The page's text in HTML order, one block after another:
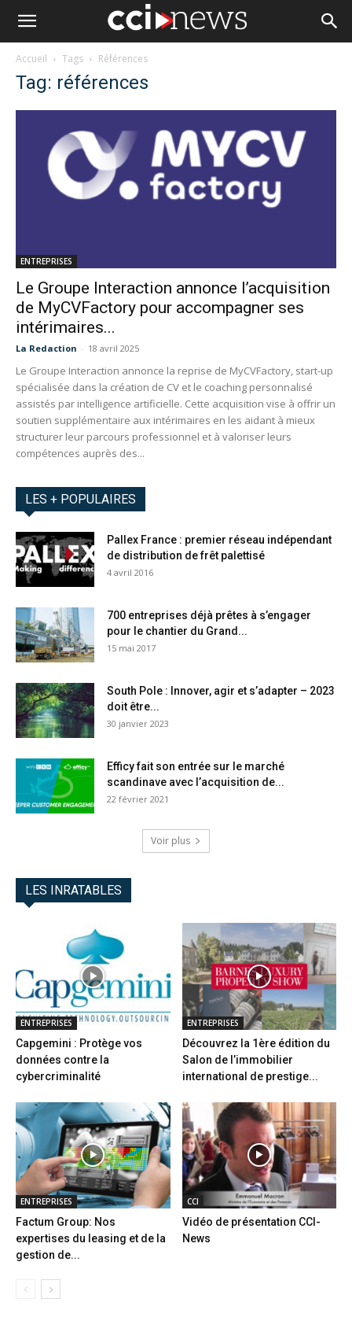
Accueil Tags Références
Tag: références
ENTREPRISES
Le Groupe Interaction annonce l’acquisition
de MyCVFactory pour accompagner ses
intérimaires...
La Redaction - 18 avril 2025
Le Groupe Interaction annonce la reprise de MyCVFactory, start-up
spécialisée dans la création de CV et le coaching personnalisé
assistés par intelligence artificielle. Cette acquisition vise à offrir un
soutien supplémentaire aux intérimaires en les aidant à mieux
structurer leur parcours professionnel et à valoriser leurs
compétences auprès des...
LES + POPULAIRES
Pallex France : premier réseau indépendant
de distribution de frêt palettisé
4 avril 2016
700 entreprises déjà prêtes à s’engager
pour le chantier du Grand...
15 mai 2017
South Pole : Innover, agir et s’adapter – 2023
doit être...
30 janvier 2023
Efficy fait son entrée sur le marché
scandinave avec l’acquisition de...
22 février 2021
Voir plus
LES INRATABLES
ENTREPRISES
Capgemini : Protège vos
données contre la
cybercriminalité
ENTREPRISES
Découvrez la 1ère édition du
Salon de l’immobilier
international de prestige...
ENTREPRISES
Factum Group: Nos
expertises du leasing et de la
gestion de...
CCI
Vidéo de présentation CCI-
News